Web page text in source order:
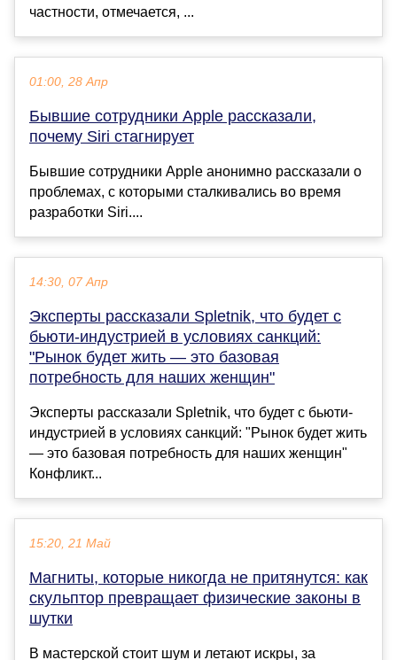
частности, отмечается, ...
01:00, 28 Апр
Бывшие сотрудники Apple рассказали,
почему Siri стагнирует
Бывшие сотрудники Apple анонимно рассказали о
проблемах, с которыми сталкивались во время
разработки Siri....
14:30, 07 Апр
Эксперты рассказали Spletnik, что будет с
бьюти-индустрией в условиях санкций:
"Рынок будет жить — это базовая
потребность для наших женщин"
Эксперты рассказали Spletnik, что будет с бьюти-
индустрией в условиях санкций: "Рынок будет жить
— это базовая потребность для наших женщин"
Конфликт...
15:20, 21 Май
Магниты, которые никогда не притянутся: как
скульптор превращает физические законы в
шутки
В мастерской стоит шум и летают искры, за